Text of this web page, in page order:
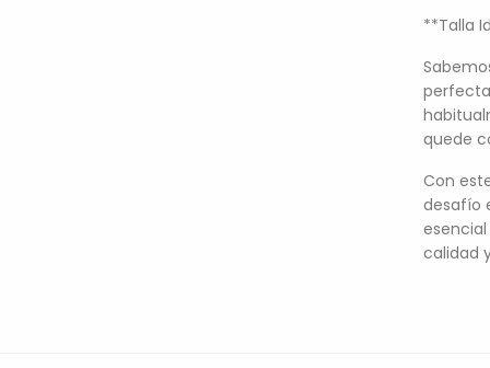
**Talla
quede
Con
desafío
calidad